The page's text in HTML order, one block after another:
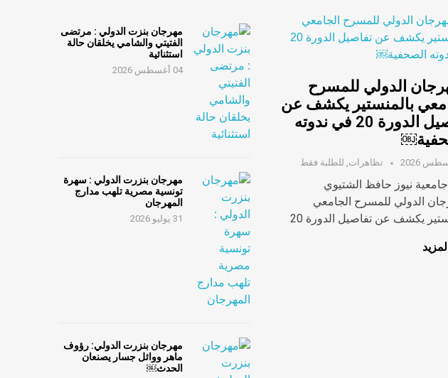
الدولي للمسرح
بالمنستير يكشف عن
تفاصيل الدورة 20 في ندوته
تظاهرات, للطلبة فقط
جامعية نيوز حافظ الشتيوي
الدولي للمسرح الجامعي
يكشف عن تفاصيل الدورة 20
مهرجان بنزت الدولي : مرتضى
الفتيتي والشامي يخلقان حالة
استثنائية
04 أغسطس 2026
مهرجان بنزرت الدولي : سهرة
تونسية مصرية تلهب مدارج
المهرجان
31 يوليو 2026
مهرجان بنزرت الدولي: رؤوف
ماهر ووائل جسار يصنعان
الحدث￼